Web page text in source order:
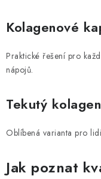
Kolagenové
Praktické řešení pro
nápojů.
Tekutý kolagen
Oblíbená varianta pro
Jak poznat